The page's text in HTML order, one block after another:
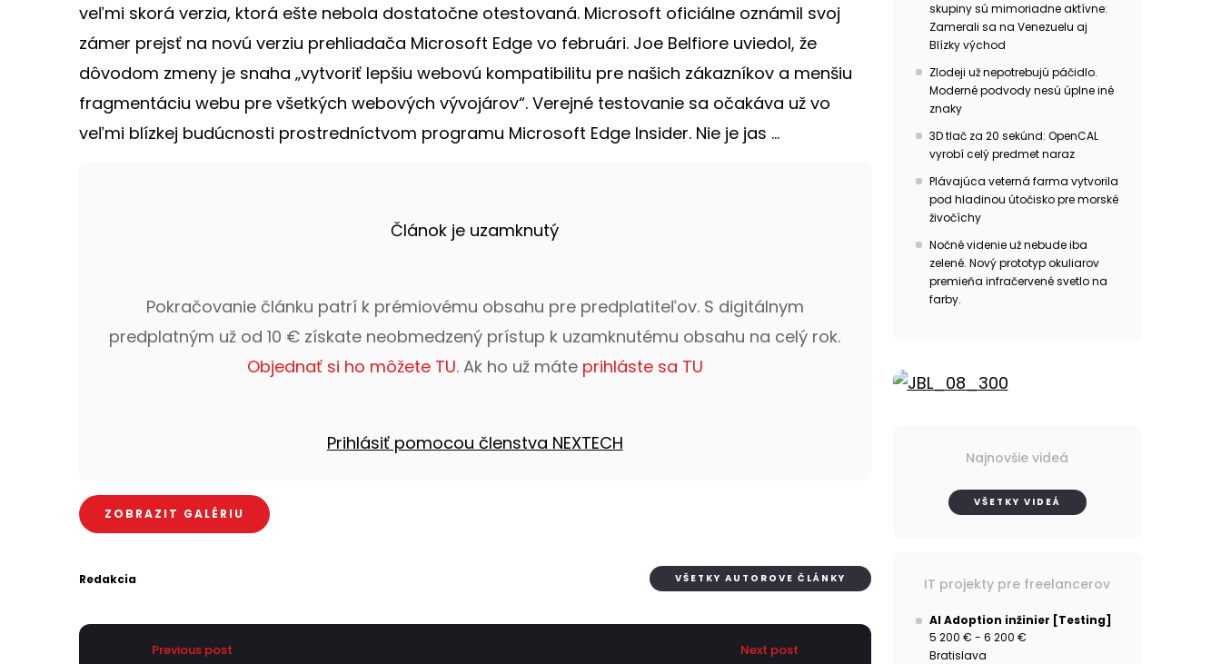
veľmi skorá verzia, ktorá ešte nebola dostatočne otestovaná. Microsoft oficiálne oznámil svoj
zámer prejsť na novú verziu prehliadača Microsoft Edge vo februári. Joe Belfiore uviedol, že
dôvodom zmeny je snaha „vytvoriť lepšiu webovú kompatibilitu pre našich zákazníkov a menšiu
fragmentáciu webu pre všetkých webových vývojárov“. Verejné testovanie sa očakáva už vo
veľmi blízkej budúcnosti prostredníctvom programu Microsoft Edge Insider. Nie je jas ...
Článok je uzamknutý
Pokračovanie článku patrí k prémiovému obsahu pre predplatiteľov. S digitálnym
predplatným už od 10 € získate neobmedzený prístup k uzamknutému obsahu na celý rok.
Objednať si ho môžete TU. Ak ho už máte prihláste sa TU
Prihlásiť pomocou členstva NEXTECH
ZOBRAZIT GALÉRIU
Redakcia VŠETKY AUTOROVE ČLÁNKY
Previous post Next post
skupiny sú mimoriadne aktívne:
Zamerali sa na Venezuelu aj
Blízky východ
Zlodeji už nepotrebujú páčidlo.
Moderné podvody nesú úplne iné
znaky
3D tlač za 20 sekúnd: OpenCAL
vyrobí celý predmet naraz
Plávajúca veterná farma vytvorila
pod hladinou útočisko pre morské
živočíchy
Nočné videnie už nebude iba
zelené. Nový prototyp okuliarov
premieňa infračervené svetlo na
farby.
Najnovšie videá
VŠETKY VIDEÁ
IT projekty pre freelancerov
AI Adoption inžinier [Testing]
5 200 € - 6 200 €
Bratislava